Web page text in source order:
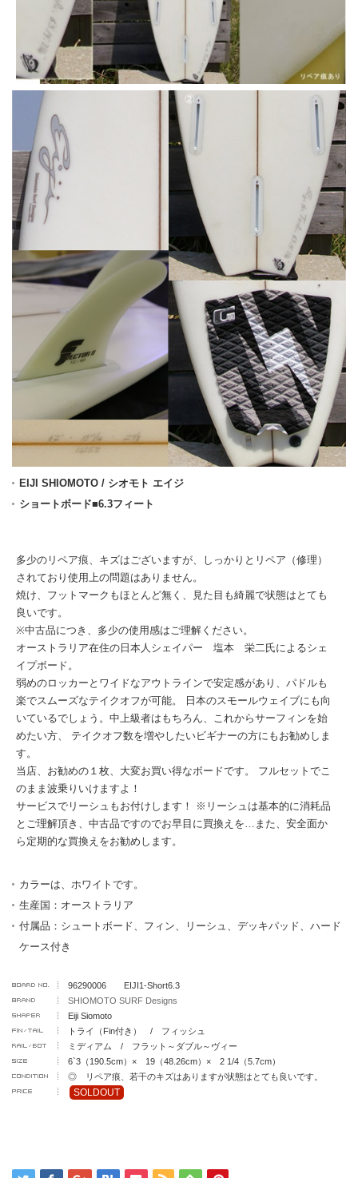
EIJI SHIOMOTO / シオモト エイジ
ショートボード■6.3フィート
多少のリペア痕、キズはございますが、しっかりとリペア（修理）
されており使用上の問題はありません。
焼け、フットマークもほとんど無く、見た目も綺麗で状態はとても
良いです。
※中古品につき、多少の使用感はご理解ください。
オーストラリア在住の日本人シェイパー 塩本 栄二氏によるシェ
イプボード。
弱めのロッカーとワイドなアウトラインで安定感があり、パドルも
楽でスムーズなテイクオフが可能。 日本のスモールウェイブにも向
いているでしょう。中上級者はもちろん、これからサーフィンを始
めたい方、 テイクオフ数を増やしたいビギナーの方にもお勧めしま
す。
当店、お勧めの１枚、大変お買い得なボードです。 フルセットでこ
のまま波乗りいけますよ！
サービスでリーシュもお付けします！ ※リーシュは基本的に消耗品
とご理解頂き、中古品ですのでお早目に買換えを…また、安全面か
ら定期的な買換えをお勧めします。
カラーは、ホワイトです。
生産国：オーストラリア
付属品：シュートボード、フィン、リーシュ、デッキパッド、ハード
ケース付き
96290006 EIJI1-Short6.3
SHIOMOTO SURF Designs
Eiji Siomoto
トライ（Fin付き） / フィッシュ
ミディアム / フラット～ダブル～ヴィー
6`3（190.5cm）× 19（48.26cm）× 2 1/4（5.7cm）
◎ リペア痕、若干のキズはありますが状態はとても良いです。
SOLDOUT